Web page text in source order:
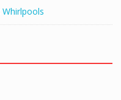
Whirlpools